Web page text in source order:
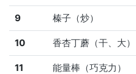
9 榛子（炒）
10 香杏丁蘑（干、大）
11 能量棒（巧克力）